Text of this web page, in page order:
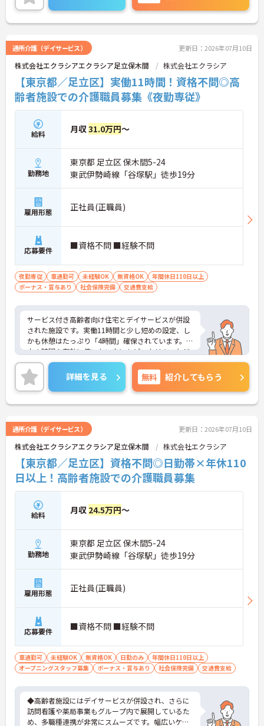
ンスがしっかり用意されています。また、マネジメ
ント職への挑戦も歓迎♪入社後に経験を積みなが
ら、施設長、ブロック長、本部職員など、自分の適
管理職比率も30％を目指して推進中◎男女ともに長
く活躍できる環境です。
◆施設ごとの課題を話し合う「スタッフミーティン
グ」や、利用者様へのケアを考える「ケースカンフ
ァレンス」を実施しています。新人・ベテランに関
係なく意見交換を行い、みんなで解決策を考えるフ
ラットな関係性です。また、虐待防止研修などを通
じて「良いケア・悪いケア」の線引きを明確にし、
職員全員が安心して働ける、誇りを持てる職場環境
づくりに取り組んでいます。
通所介護（デイサービス） 更新日：2026年07月10日
株式会社エクラシアエクラシア足立保木間 株式会社エクラシア
【東京都／足立区】実働11時間！資格不問◎高
齢者施設での介護職員募集《夜勤専従》
給料 月収31.0万円～
勤務地
東京都 足立区 保木間5-24
東武伊勢崎線「谷塚駅」徒歩19分
雇用形態 正社員(正職員)
応募要件 ■資格不問 ■経験不問
夜勤専従 車通勤可 未経験OK 無資格OK
年間休日110日以上
ボーナス・賞与あり
社会保険完備 交通費支給
サービス付き高齢者向け住宅とデイサービスが併設
された施設です。実働11時間と少し短めの設定、し
かも休憩はたっぷり「4時間」確保されています。日
中の時間を有効に使いたい方にもピッタリのスケジ
ュールです。
◆「学びたい」という意欲を全力で応援する職場で
す。資格取得支援制度を利用すれば、介護職員初任
者研修や実務者研修などの費用を会社負担で取得可
能です。資格を取得するごとにしっかりと給与に反
◆施設ごとの課題を話し合う「スタッフミーティン
グ」や、利用者様へのケアを考える「ケースカンフ
ァレンス」を実施しています。新人・ベテランに関
係なく意見交換を行い、みんなで解決策を考えるフ
ラットな関係性です。また、虐待防止研修などを通
じて「良いケア・悪いケア」の線引きを明確にし、
職員全員が安心して働ける、誇りを持てる職場環境
づくりに取り組んでいます。
詳細を見る 無料 紹介してもらう
通所介護（デイサービス） 更新日：2026年07月10日
株式会社エクラシアエクラシア足立保木間 株式会社エクラシア
【東京都／足立区】資格不問◎日勤帯×年休110
日以上！高齢者施設での介護職員募集
給料 月収 24.5万円～
勤務地
東京都 足立区 保木間5-24
東武伊勢崎線「谷塚駅」徒歩19分
雇用形態 正社員(正職員)
応募要件 ■資格不問 ■経験不問
車通勤可 未経験OK 無資格OK 日勤のみ
年間休日110日以上
オープニングスタッフ募集
ボーナス・賞与あり 社会保険完備 交通費支給
◆高齢者施設にはデイサービスが併設され、さらに
訪問看護や薬局事業もグループ内で展開しているた
め、多職種連携が非常にスムーズです。幅広いケア